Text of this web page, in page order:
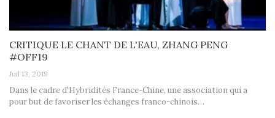
CRITIQUE LE CHANT DE L'EAU, ZHANG PENG
#OFF19
Juil 13, 2019
Dans le cadre d'Hybridités France-Chine, une association qui a
pour but de favoriser les échanges franco-chinois…